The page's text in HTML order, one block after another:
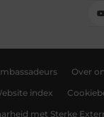
Over
index
met Sterke